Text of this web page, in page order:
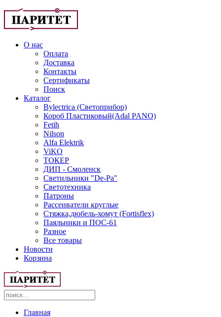
О нас
Оплата
Доставка
Контакты
Сертификаты
Поиск
Каталог
Bylectrica (Светоприбор)
Короб Пластиковый(Adal PANO)
Fetih
Nilson
Alfa Elektrik
ViKO
ТОКЕР
ДИП - Смоленск
Светильники "De-Pa"
Светотехника
Патроны
Рассеиватели круглые
Стяжка,дюбель-хомут (Fortisflex)
Паяльники и ПОС-61
Разное
Все товары
Новости
Корзина
Главная